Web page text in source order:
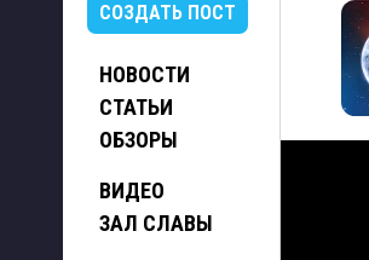
СОЗДАТЬ ПОСТ
НОВОСТИ
СТАТЬИ
ОБЗОРЫ
ВИДЕО
ЗАЛ СЛАВЫ